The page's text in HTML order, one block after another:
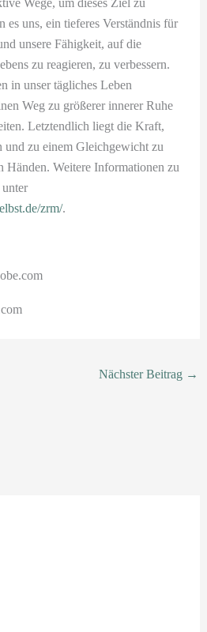
Wege, um dieses Ziel zu
es uns, ein tieferes Verständnis für
unsere Fähigkeit, auf die
zu reagieren, zu verbessern.
in unser tägliches Leben
Weg zu größerer innerer Ruhe
Letztendlich liegt die Kraft,
und zu einem Gleichgewicht zu
Händen. Weitere Informationen zu
zrm/.
Nächster Beitrag →